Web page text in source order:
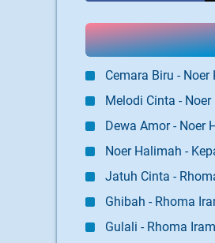
Cemara Biru - Noer
Melodi Cinta -
Dewa Amor - Noer
Noer Halimah -
Jatuh Cinta -
Ghibah - Rhoma
Gulali - Rhoma